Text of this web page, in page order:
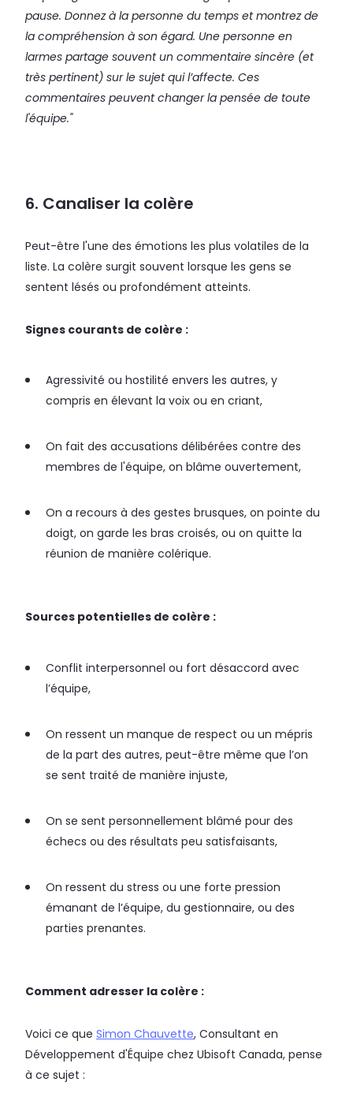
pause. Donnez à la personne du temps et montrez de
la compréhension à son égard. Une personne en
larmes partage souvent un commentaire sincère (et
très pertinent) sur le sujet qui l’affecte. Ces
commentaires peuvent changer la pensée de toute
l'équipe."
6. Canaliser la colère
Peut-être l'une des émotions les plus volatiles de la
liste. La colère surgit souvent lorsque les gens se
sentent lésés ou profondément atteints.
Signes courants de colère :
Agressivité ou hostilité envers les autres, y
compris en élevant la voix ou en criant,
On fait des accusations délibérées contre des
membres de l'équipe, on blâme ouvertement,
On a recours à des gestes brusques, on pointe du
doigt, on garde les bras croisés, ou on quitte la
réunion de manière colérique.
Sources potentielles de colère :
Conflit interpersonnel ou fort désaccord avec
l’équipe,
On ressent un manque de respect ou un mépris
de la part des autres, peut-être même que l’on
se sent traité de manière injuste,
On se sent personnellement blâmé pour des
échecs ou des résultats peu satisfaisants,
On ressent du stress ou une forte pression
émanant de l’équipe, du gestionnaire, ou des
parties prenantes.
Comment adresser la colère :
Voici ce que Simon Chauvette, Consultant en
Développement d'Équipe chez Ubisoft Canada, pense
à ce sujet :